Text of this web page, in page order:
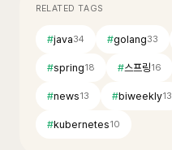
RELATED TAGS
#java34 #golang33
#spring18 #스프링16
#news13 #biweekly13
#kubernetes10